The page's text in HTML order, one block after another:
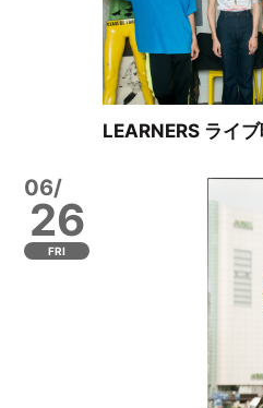
LEARNERS ライ
06/
26
FRI